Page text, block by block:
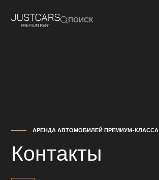
ПОИСК
АРЕНДА АВТОМОБИЛЕЙ ПРЕМИУМ-КЛАССА
Контакты